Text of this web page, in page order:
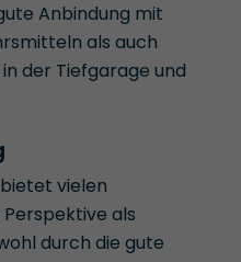
Anbindung mit
als auch
der Tiefgarage und
vielen
als
durch die gute